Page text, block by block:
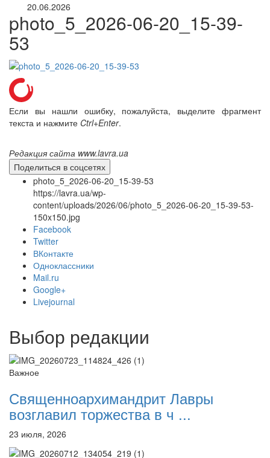
Онлайн трансляции
12 сентября 2015
12 сентября 2015
12 сентября 2015
12 сентября 2015
12 сентября 2015
12 сентября 2015Название трансляции
12 сентября 2015Название трансляции
Перейти к архиву
20.06.2026
photo_5_2026-06-20_15-39-
53
Если вы нашли ошибку, пожалуйста, выделите фрагмент
текста и нажмите Ctrl+Enter.
Редакция сайта www.lavra.ua
Поделиться в соцсетях
photo_5_2026-06-20_15-39-53
https://lavra.ua/wp-
content/uploads/2026/06/photo_5_2026-06-20_15-39-53-
150x150.jpg
Facebook
Twitter
ВКонтакте
Одноклассники
Mail.ru
Google+
Livejournal
Выбор редакции
Важное
Священноархимандрит Лавры
возглавил торжества в ч ...
23 июля, 2026